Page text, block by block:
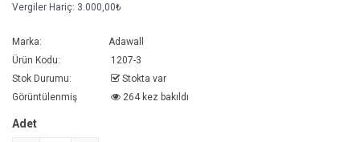
Vergiler Hariç: 3.000,00₺
Marka:
Adawall
Ürün Kodu:
1207-3
Stok Durumu:
Stokta var
Görüntülenmiş
264 kez bakıldı
Adet